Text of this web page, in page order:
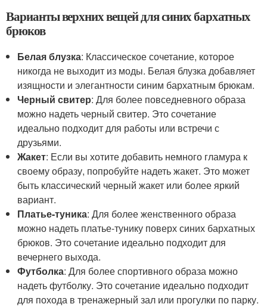
Варианты верхних вещей для синих бархатных
брюков
Белая блузка: Классическое сочетание, которое
никогда не выходит из моды. Белая блузка добавляет
изящности и элегантности синим бархатным брюкам.
Черный свитер: Для более повседневного образа
можно надеть черный свитер. Это сочетание
идеально подходит для работы или встречи с
друзьями.
Жакет: Если вы хотите добавить немного гламура к
своему образу, попробуйте надеть жакет. Это может
быть классический черный жакет или более яркий
вариант.
Платье-туника: Для более женственного образа
можно надеть платье-тунику поверх синих бархатных
брюков. Это сочетание идеально подходит для
вечернего выхода.
Футболка: Для более спортивного образа можно
надеть футболку. Это сочетание идеально подходит
для похода в тренажерный зал или прогулки по парку.